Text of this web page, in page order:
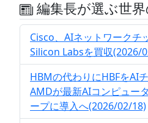
編集長が選ぶ世界
Cisco、AIネットワークチ
Silicon Labsを買収(2026/
HBMの代わりにHBFをAI
AMDが最新AIコンピュー
ープに導入へ(2026/02/18)